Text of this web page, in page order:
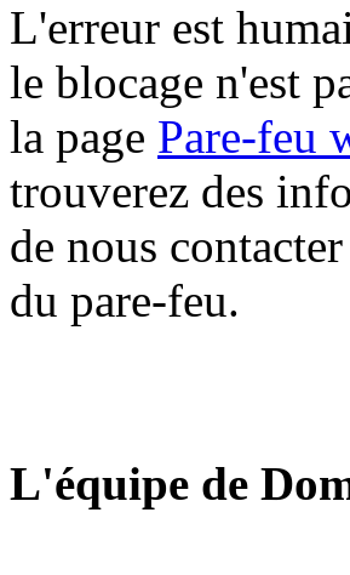
L'erreur est
le blocage n'est
la page Pare-feu
trouverez des
de nous
du pare-feu.
L'équipe de